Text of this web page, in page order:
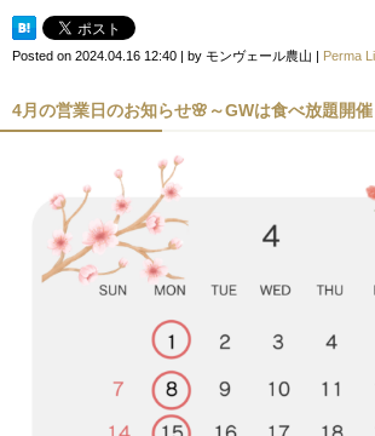
Posted on 2024.04.16 12:40 | by モンヴェール農山 | Perma
4月の営業日のお知らせ🌸～GWは食べ放題開催